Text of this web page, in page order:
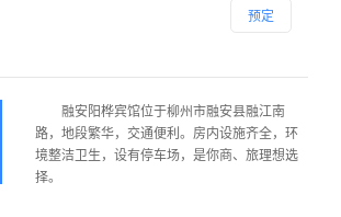
预定
融安阳桦宾馆位于柳州市融安县融江南
路，地段繁华，交通便利。房内设施齐全，环
境整洁卫生，设有停车场，是你商、旅理想选
择。